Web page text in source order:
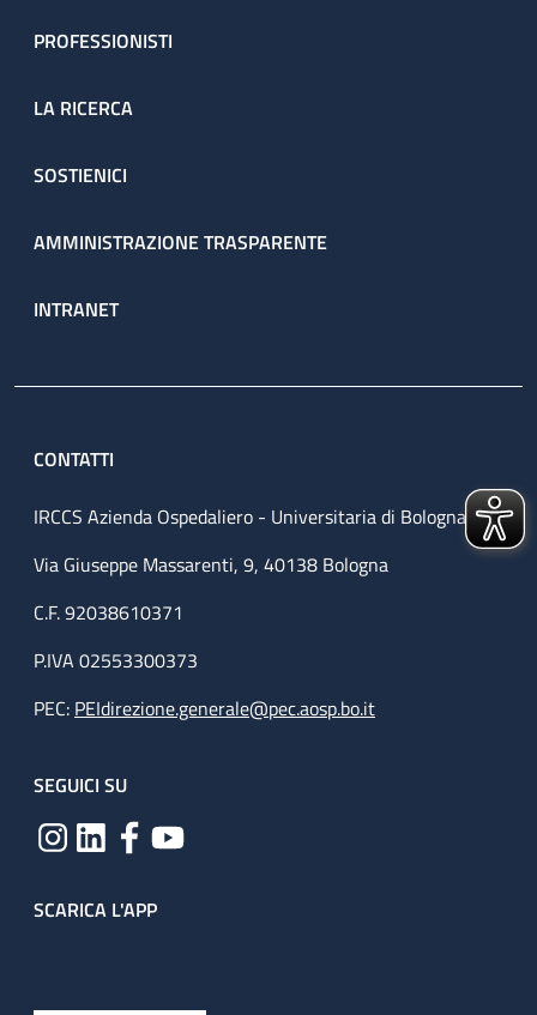
PROFESSIONISTI
LA RICERCA
SOSTIENICI
AMMINISTRAZIONE TRASPARENTE
INTRANET
CONTATTI
IRCCS Azienda Ospedaliero - Universitaria di Bologna
Via Giuseppe Massarenti, 9, 40138 Bologna
C.F. 92038610371
P.IVA 02553300373
PEC: PEIdirezione.generale@pec.aosp.bo.it
SEGUICI SU
SCARICA L'APP